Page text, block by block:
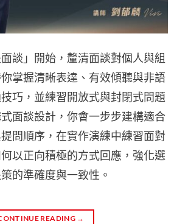
談」開始，釐清面談對個人與組
掌握清晰表達、有效傾聽與非語
巧，並練習開放式與封閉式問題
面談設計，你會一步步建構適合
問順序，在實作演練中練習面對
以正向積極的方式回應，強化選
的準確度與一致性。
READING →